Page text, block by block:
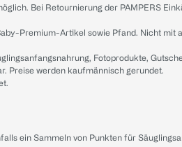
Bei Retournierung der PAMPERS
Premium-Artikel sowie Pfand. Nicht mit
Fotoprodukte,
Preise werden kaufmännisch gerundet.
ein Sammeln von Punkten für